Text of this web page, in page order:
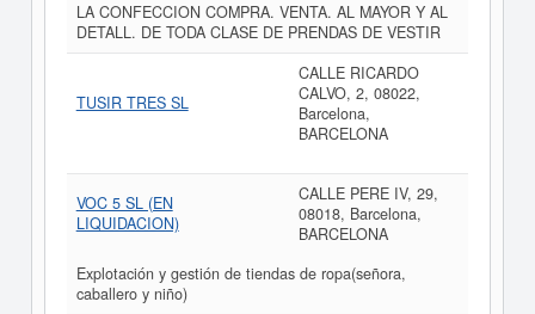
LA CONFECCION COMPRA. VENTA. AL MAYOR Y AL
DETALL. DE TODA CLASE DE PRENDAS DE VESTIR
TUSIR TRES SL
CALLE RICARDO
CALVO, 2, 08022,
Barcelona,
BARCELONA
VOC 5 SL (EN
LIQUIDACION)
CALLE PERE IV, 29,
08018, Barcelona,
BARCELONA
Explotación y gestión de tiendas de ropa(señora,
caballero y niño)